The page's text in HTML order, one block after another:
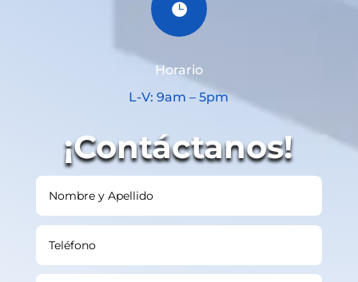

Horario
L-V: 9am – 5pm
¡Contáctanos!